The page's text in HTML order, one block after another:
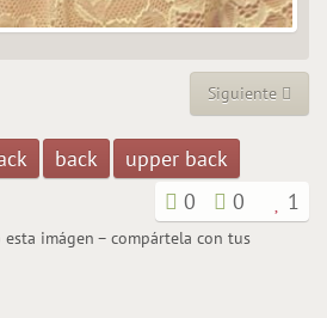
Siguiente
back
upper back
0 0 1
imágen – compártela con tus